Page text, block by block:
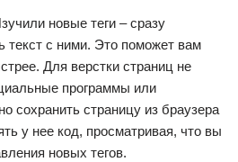
новые теги – сразу
текст с ними. Это поможет вам
Для верстки страниц не
программы или
сохранить страницу из браузера
у нее код, просматривая, что вы
новых тегов.